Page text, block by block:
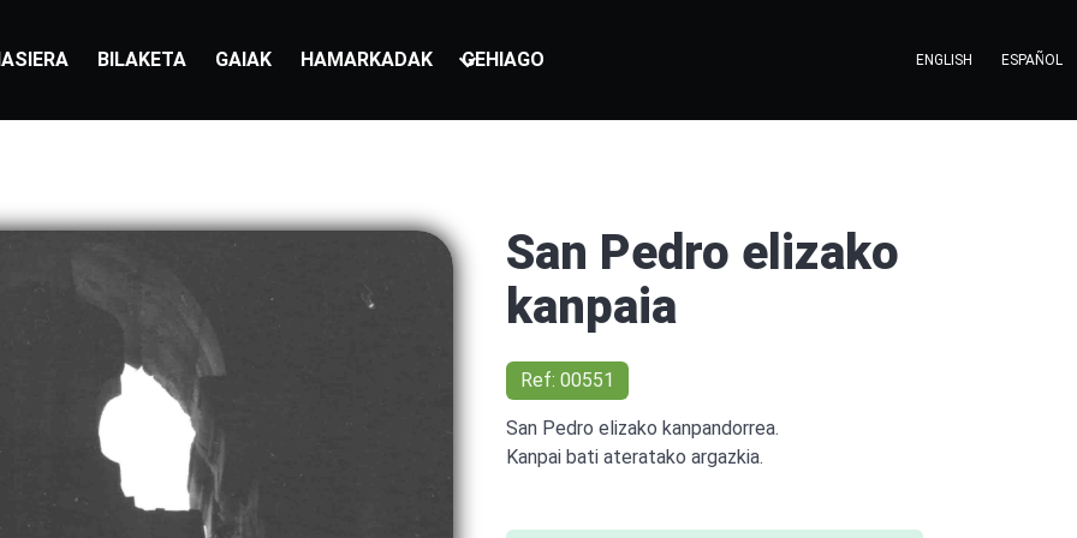
BILAKETA GAIAK HAMARKADAK GEHIAGO ENGLISH ESPAÑOL
San Pedro elizako
kanpaia
Ref: 00551
San Pedro elizako kanpandorrea.
Kanpai bati ateratako argazkia.